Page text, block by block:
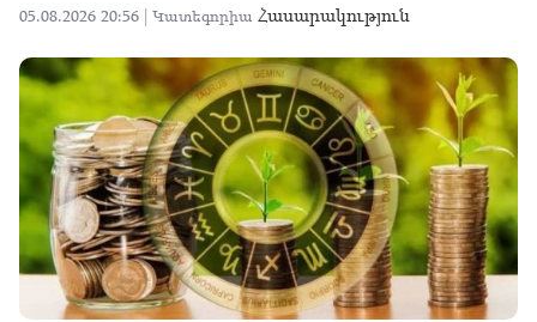
05.08.2026 20:56 | Կատեգորիա Հասարակություն